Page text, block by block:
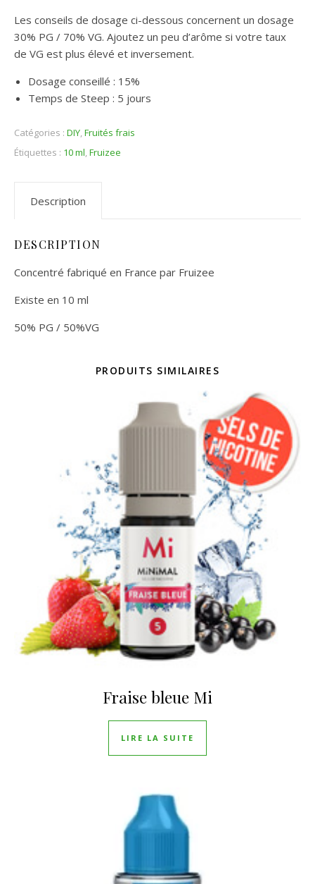
Les conseils de dosage ci-dessous concernent un dosage
30% PG / 70% VG. Ajoutez un peu d’arôme si votre taux
de VG est plus élevé et inversement.
Dosage conseillé : 15%
Temps de Steep : 5 jours
Catégories : DIY,Fruités frais
Étiquettes : 10 ml,Fruizee
Description
DESCRIPTION
Concentré fabriqué en France par Fruizee
Existe en 10 ml
50% PG / 50%VG
PRODUITS SIMILAIRES
Fraise bleue Mi
LIRE LA SUITE